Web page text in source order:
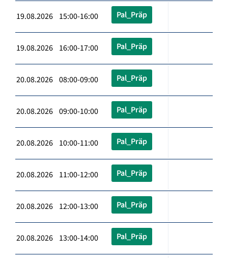
19.08.2026 15:00-16:00 Pal_Präp
19.08.2026 16:00-17:00 Pal_Präp
20.08.2026 08:00-09:00 Pal_Präp
20.08.2026 09:00-10:00 Pal_Präp
20.08.2026 10:00-11:00 Pal_Präp
20.08.2026 11:00-12:00 Pal_Präp
20.08.2026 12:00-13:00 Pal_Präp
20.08.2026 13:00-14:00 Pal_Präp